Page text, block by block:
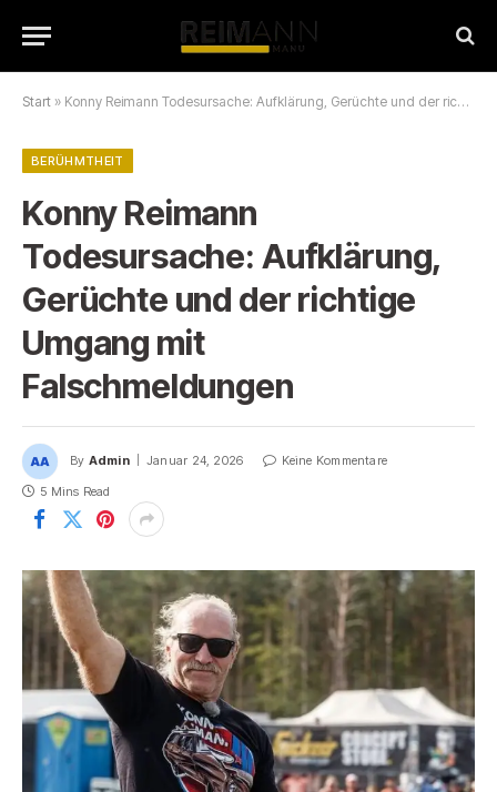
Start » Konny Reimann Todesursache: Aufklärung, Gerüchte und der richtige Umgang mit Falschmeldungen
BERÜHMTHEIT
Konny Reimann
Todesursache: Aufklärung,
Gerüchte und der richtige
Umgang mit
Falschmeldungen
By Admin Januar 24, 2026
Keine Kommentare
5 Mins Read